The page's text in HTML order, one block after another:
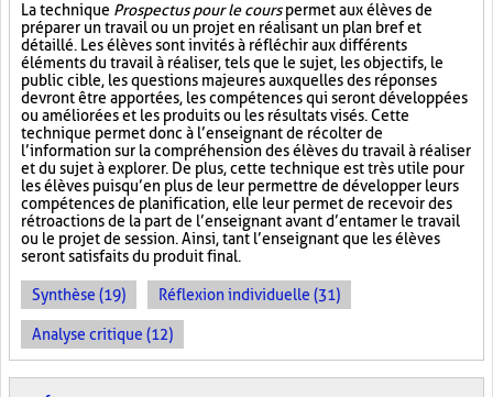
La technique Prospectus pour le courspermet aux élèves de
préparer un travail ou un projet en réalisant un plan bref et
détaillé. Les élèves sont invités à réfléchir aux différents
éléments du travail à réaliser, tels que le sujet, les objectifs, le
public cible, les questions majeures auxquelles des réponses
devront être apportées, les compétences qui seront développées
ou améliorées et les produits ou les résultats visés. Cette
technique permet donc à l’enseignant de récolter de
l’information sur la compréhension des élèves du travail à réaliser
et du sujet à explorer. De plus, cette technique est très utile pour
les élèves puisqu’en plus de leur permettre de développer leurs
compétences de planification, elle leur permet de recevoir des
rétroactions de la part de l’enseignant avant d’entamer le travail
ou le projet de session. Ainsi, tant l’enseignant que les élèves
seront satisfaits du produit final.
Synthèse (19) Réflexion individuelle (31)
Analyse critique (12)